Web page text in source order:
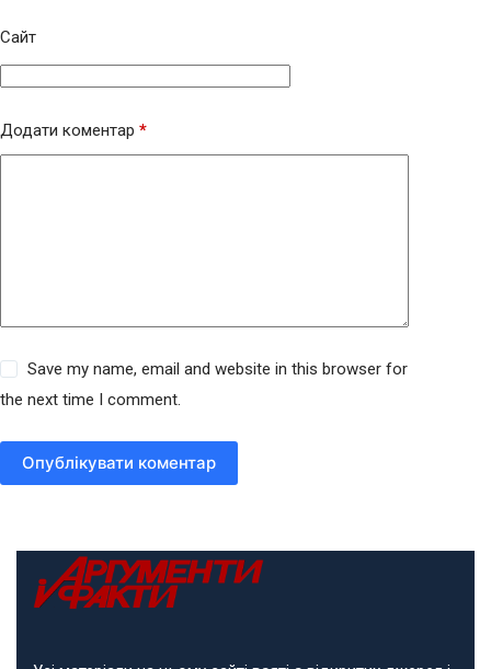
Сайт
Додати коментар *
Save my name, email and website in this browser for
the next time I comment.
Опублікувати коментар